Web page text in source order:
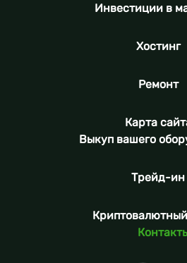
Инвестиции в
Хостинг
Ремонт
Карта
Выкуп вашего
Трейд-ин